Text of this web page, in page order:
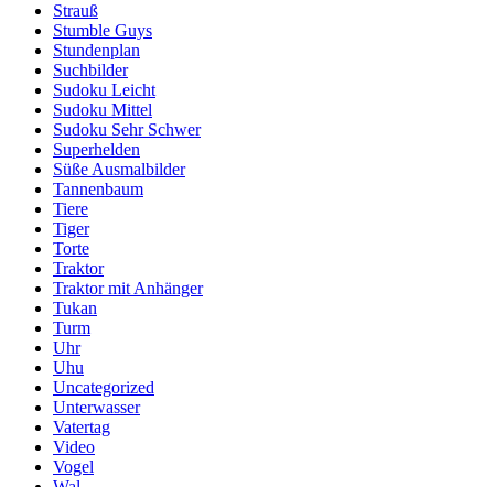
Strauß
Stumble Guys
Stundenplan
Suchbilder
Sudoku Leicht
Sudoku Mittel
Sudoku Sehr Schwer
Superhelden
Süße Ausmalbilder
Tannenbaum
Tiere
Tiger
Torte
Traktor
Traktor mit Anhänger
Tukan
Turm
Uhr
Uhu
Uncategorized
Unterwasser
Vatertag
Video
Vogel